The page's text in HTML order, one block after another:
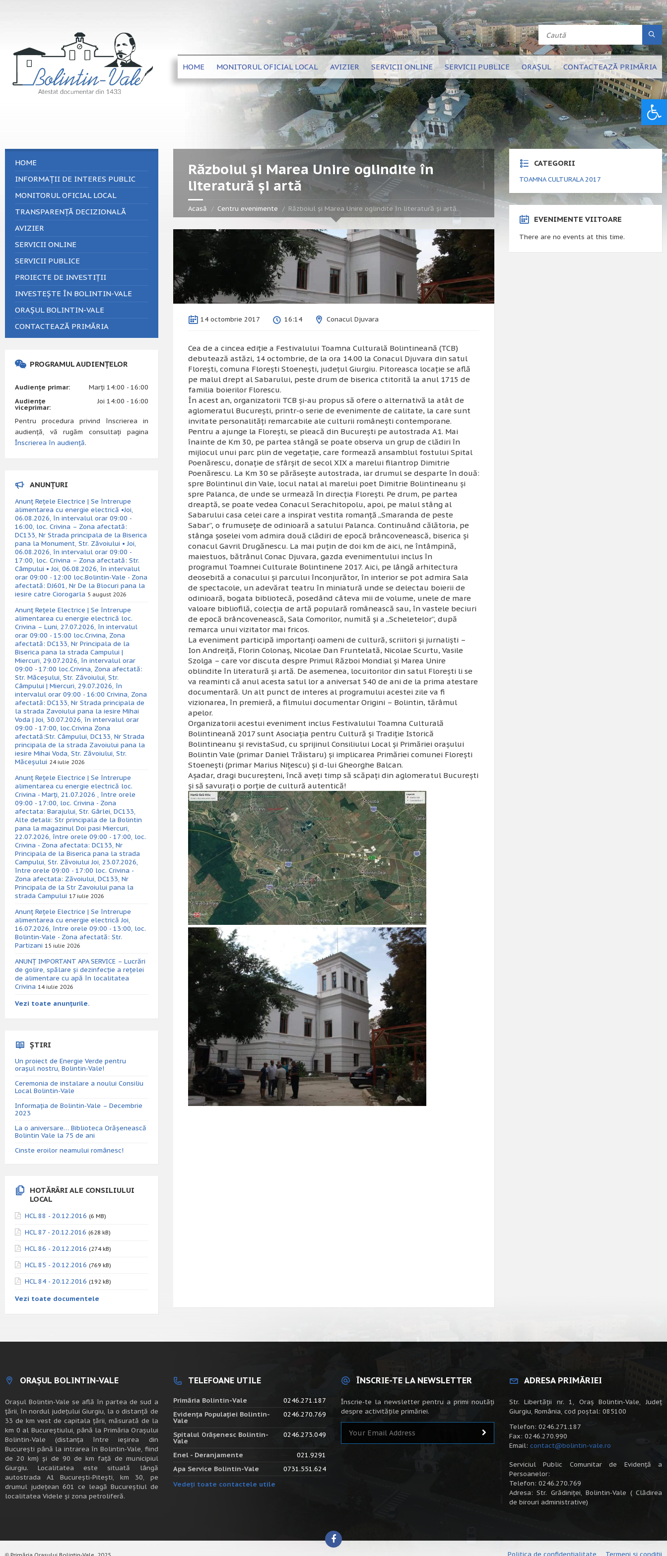
HOME MONITORUL OFICIAL LOCAL AVIZIER SERVICII ONLINE SERVICII PUBLICE ORAȘUL CONTACTEAZĂ PRIMĂRIA
Războiul şi Marea Unire oglindite în
literatură şi artă
Acasă Centru evenimente Războiul şi Marea Unire oglindite în literatură şi artă
14 octombrie 2017 16:14 Conacul Djuvara
Cea de a cincea ediţie a Festivalului Toamna Culturală Bolintineană (TCB)
debutează astăzi, 14 octombrie, de la ora 14.00 la Conacul Djuvara din satul
Floreşti, comuna Floreşti Stoeneşti, judeţul Giurgiu. Pitoreasca locaţie se află
pe malul drept al Sabarului, peste drum de biserica ctitorită la anul 1715 de
familia boierilor Florescu.
În acest an, organizatorii TCB şi-au propus să ofere o alternativă la atât de
aglomeratul Bucureşti, printr-o serie de evenimente de calitate, la care sunt
invitate personalităţi remarcabile ale culturii româneşti contemporane.
Pentru a ajunge la Floreşti, se pleacă din Bucureşti pe autostrada A1. Mai
înainte de Km 30, pe partea stângă se poate observa un grup de clădiri în
mijlocul unui parc plin de vegetaţie, care formează ansamblul fostului Spital
Poenărescu, donaţie de sfârşit de secol XIX a marelui filantrop Dimitrie
Poenărescu. La Km 30 se părăseşte autostrada, iar drumul se desparte în două:
spre Bolintinul din Vale, locul natal al marelui poet Dimitrie Bolintineanu şi
spre Palanca, de unde se urmează în direcţia Floreşti. Pe drum, pe partea
dreaptă, se poate vedea Conacul Serachitopolu, apoi, pe malul stâng al
Sabarului casa celei care a inspirat vestita romanţă „Smaranda de peste
Sabar”, o frumuseţe de odinioară a satului Palanca. Continuând călătoria, pe
stânga şoselei vom admira două clădiri de epocă brâncovenească, biserica şi
conacul Gavril Drugănescu. La mai puţin de doi km de aici, ne întâmpină,
maiestuos, bătrânul Conac Djuvara, gazda evenimentului inclus în
programul Toamnei Culturale Bolintinene 2017. Aici, pe lângă arhitectura
deosebită a conacului şi parcului înconjurător, în interior se pot admira Sala
de spectacole, un adevărat teatru în miniatură unde se delectau boierii de
odinioară, bogata bibliotecă, posedând câteva mii de volume, unele de mare
valoare bibliofilă, colecţia de artă populară românească sau, în vastele beciuri
de epocă brâncovenească, Sala Comorilor, numită şi a „Scheletelor”, după
remarca unui vizitator mai fricos.
La eveniment participă importanţi oameni de cultură, scriitori şi jurnalişti –
Ion Andreiţă, Florin Colonaş, Nicolae Dan Fruntelată, Nicolae Scurtu, Vasile
Szolga – care vor discuta despre Primul Război Mondial şi Marea Unire
oblindite în literatură şi artă. De asemenea, locuitorilor din satul Floreşti li se
va reaminti că anul acesta satul lor a aniversat 540 de ani de la prima atestare
documentară. Un alt punct de interes al programului acestei zile va fi
vizionarea, în premieră, a filmului documentar Origini – Bolintin, tărâmul
apelor.
Organizatorii acestui eveniment inclus Festivalului Toamna Culturală
Bolintineană 2017sunt Asociaţia pentru Cultură şi Tradiţie Istorică
Bolintineanu şi revistaSud, cu sprijinul Consiliului Local şi Primăriei oraşului
Bolintin Vale (primar Daniel Trăistaru) şi implicarea Primăriei comunei Floreşti
Stoeneşti (primar Marius Niţescu) şi d-lui Gheorghe Balcan.
Aşadar, dragi bucureşteni, încă aveţi timp să scăpaţi din aglomeratul Bucureşti
şi să savuraţi o porţie de cultură autentică!
HOME
INFORMAȚII DE INTERES PUBLIC
MONITORUL OFICIAL LOCAL
TRANSPARENȚĂ DECIZIONALĂ
AVIZIER
SERVICII ONLINE
SERVICII PUBLICE
PROIECTE DE INVESTIȚII
INVESTEȘTE ÎN BOLINTIN-VALE
ORAȘUL BOLINTIN-VALE
CONTACTEAZĂ PRIMĂRIA
PROGRAMUL AUDIENȚELOR
Audiențe primar:
Marți 14:00 - 16:00
Audiențe
viceprimar:
Joi 14:00 - 16:00
Pentru procedura privind înscrierea in
audiență, vă rugăm consultați pagina
Înscrierea în audiență.
ANUNȚURI
Anunț Rețele Electrice | Se întrerupe
alimentarea cu energie electrică •Joi,
06.08.2026, în intervalul orar 09:00 -
16:00, loc. Crivina – Zona afectată:
DC133, Nr Strada principala de la Biserica
pana la Monument, Str. Zăvoiului • Joi,
06.08.2026, în intervalul orar 09:00 -
17:00, loc. Crivina – Zona afectată: Str.
Câmpului • Joi, 06.08.2026, în intervalul
orar 09:00 - 12:00 loc.Bolintin-Vale - Zona
afectată: DJ601, Nr De la Blocuri pana la
iesire catre Ciorogarla 5 august 2026
Anunț Rețele Electrice | Se întrerupe
alimentarea cu energie electrică loc.
Crivina – Luni, 27.07.2026, în intervalul
orar 09:00 - 15:00 loc.Crivina, Zona
afectată: DC133, Nr Principala de la
Biserica pana la strada Campului |
Miercuri, 29.07.2026, în intervalul orar
09:00 - 17:00 loc.Crivina, Zona afectată:
Str. Măceșului, Str. Zăvoiului, Str.
Câmpului | Miercuri, 29.07.2026, în
intervalul orar 09:00 - 16:00 Crivina, Zona
afectată: DC133, Nr Strada principala de
la strada Zavoiului pana la iesire Mihai
Voda | Joi, 30.07.2026, în intervalul orar
09:00 - 17:00, loc.Crivina Zona
afectată:Str. Câmpului, DC133, Nr Strada
principala de la strada Zavoiului pana la
iesire Mihai Voda, Str. Zăvoiului, Str.
Măceșului 24 iulie 2026
Anunț Rețele Electrice | Se întrerupe
alimentarea cu energie electrică loc.
Crivina - Marți, 21.07.2026 , între orele
09:00 - 17:00, loc. Crivina - Zona
afectata: Barajului, Str. Gârlei, DC133,
Alte detalii: Str principala de la Bolintin
pana la magazinul Doi pasi Miercuri,
22.07.2026, între orele 09:00 - 17:00, loc.
Crivina - Zona afectata: DC133, Nr
Principala de la Biserica pana la strada
Campului, Str. Zăvoiului Joi, 23.07.2026,
între orele 09:00 - 17:00 loc. Crivina -
Zona afectata: Zăvoiului, DC133, Nr
Principala de la Str Zavoiului pana la
strada Campului 17 iulie 2026
Anunț Rețele Electrice | Se întrerupe
alimentarea cu energie electrică Joi,
16.07.2026, între orele 09:00 - 13:00, loc.
Bolintin-Vale - Zona afectată: Str.
Partizani 15 iulie 2026
ANUNȚ IMPORTANT APA SERVICE – Lucrări
de golire, spălare și dezinfecție a rețelei
de alimentare cu apă în localitatea
Crivina 14 iulie 2026
Vezi toate anunțurile.
ȘTIRI
Un proiect de Energie Verde pentru
orașul nostru, Bolintin-Vale!
Ceremonia de instalare a noului Consiliu
Local Bolintin-Vale
Informația de Bolintin-Vale – Decembrie
2023
La o aniversare… Biblioteca Orăşenească
Bolintin Vale la 75 de ani
Cinste eroilor neamului românesc!
HOTĂRÂRI ALE CONSILIULUI
LOCAL
HCL 88 - 20.12.2016 (6 MB)
HCL 87 - 20.12.2016 (628 kB)
HCL 86 - 20.12.2016 (274 kB)
HCL 85 - 20.12.2016 (769 kB)
HCL 84 - 20.12.2016 (192 kB)
Vezi toate documentele
CATEGORII
TOAMNA CULTURALA 2017
EVENIMENTE VIITOARE
There are no events at this time.
ORAȘUL BOLINTIN-VALE
Oraşul Bolintin-Vale se află în partea de sud a
ţării, în nordul judeţului Giurgiu, la o distanţă de
33 de km vest de capitala țării, măsurată de la
km 0 al Bucureștiului, până la Primăria Orașului
Bolintin-Vale (distanța între ieșirea din
București până la intrarea în Bolintin-Vale, fiind
de 20 km) şi de 90 de km faţă de municipiul
Giurgiu. Localitatea este situată lângă
autostrada A1 Bucureşti-Piteşti, km 30, pe
drumul judeţean 601 ce leagă Bucureştiul de
localitatea Videle şi zona petroliferă.
TELEFOANE UTILE
Primăria Bolintin-Vale
0246.271.187
Evidența Populației Bolintin-
Vale
0246.270.769
Spitalul Orășenesc Bolintin-
Vale
0246.273.049
Enel - Deranjamente
021.9291
Apa Service Bolintin-Vale
0731.551.624
Vedeți toate contactele utile
ÎNSCRIE-TE LA NEWSLETTER
Înscrie-te la newsletter pentru a primi noutăți
despre activitățile primăriei.
ADRESA PRIMĂRIEI
Str. Libertății nr. 1, Oraș Bolintin-Vale, Județ
Giurgiu, România, cod poștal: 085100
Telefon: 0246.271.187
Fax: 0246.270.990
Email: contact@bolintin-vale.ro
Serviciul Public Comunitar de Evidență a
Persoanelor:
Telefon: 0246.270.769
Adresa: Str. Grădiniței, Bolintin-Vale ( Clădirea
de birouri administrative)
Politica de confidențialitate Termeni și condiții
Deschide bara de unelte